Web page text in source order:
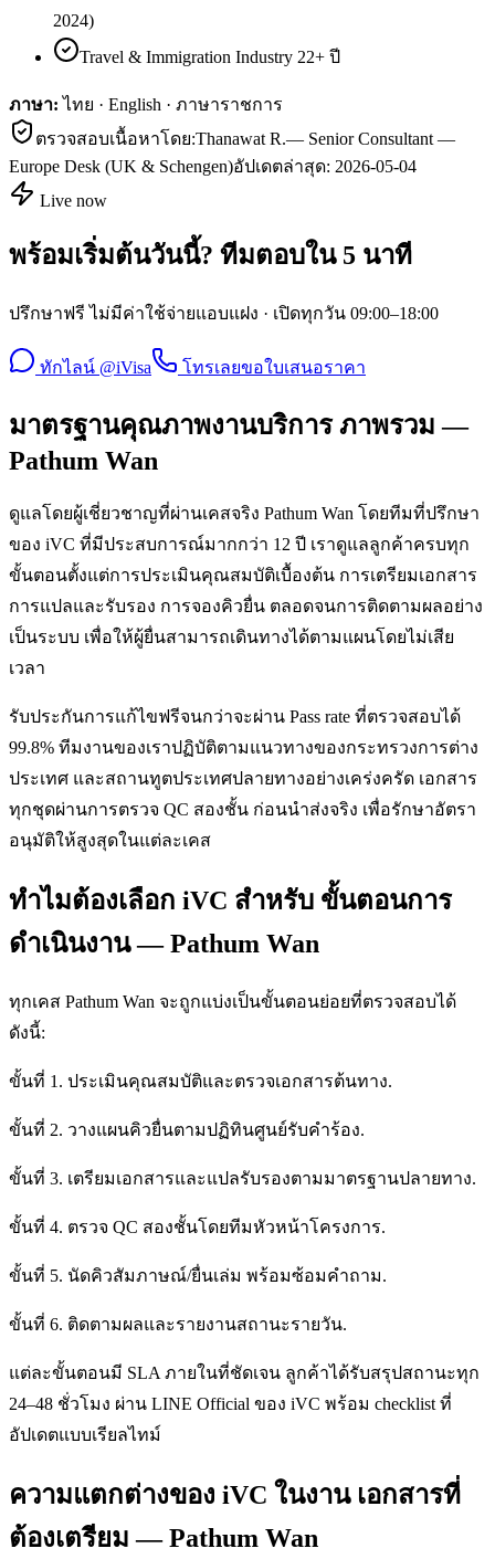
2024)
Travel & Immigration Industry 22+ ปี
ภาษา: ไทย · English · ภาษาราชการ
ตรวจสอบเนื้อหาโดย:Thanawat R.— Senior Consultant —
Europe Desk (UK & Schengen)อัปเดตล่าสุด: 2026-05-04
Live now
พร้อมเริ่มต้นวันนี้? ทีมตอบใน 5 นาที
ปรึกษาฟรี ไม่มีค่าใช้จ่ายแอบแฝง · เปิดทุกวัน 09:00–18:00
ทักไลน์ @iVisa โทรเลยขอใบเสนอราคา
มาตรฐานคุณภาพงานบริการ ภาพรวม —
Pathum Wan
ดูแลโดยผู้เชี่ยวชาญที่ผ่านเคสจริง Pathum Wan โดยทีมที่ปรึกษา
ของ iVC ที่มีประสบการณ์มากกว่า 12 ปี เราดูแลลูกค้าครบทุก
ขั้นตอนตั้งแต่การประเมินคุณสมบัติเบื้องต้น การเตรียมเอกสาร
การแปลและรับรอง การจองคิวยื่น ตลอดจนการติดตามผลอย่าง
เป็นระบบ เพื่อให้ผู้ยื่นสามารถเดินทางได้ตามแผนโดยไม่เสีย
เวลา
รับประกันการแก้ไขฟรีจนกว่าจะผ่าน Pass rate ที่ตรวจสอบได้
99.8% ทีมงานของเราปฏิบัติตามแนวทางของกระทรวงการต่าง
ประเทศ และสถานทูตประเทศปลายทางอย่างเคร่งครัด เอกสาร
ทุกชุดผ่านการตรวจ QC สองชั้น ก่อนนำส่งจริง เพื่อรักษาอัตรา
อนุมัติให้สูงสุดในแต่ละเคส
ทำไมต้องเลือก iVC สำหรับ ขั้นตอนการ
ดำเนินงาน — Pathum Wan
ทุกเคส Pathum Wan จะถูกแบ่งเป็นขั้นตอนย่อยที่ตรวจสอบได้
ดังนี้:
ขั้นที่ 1. ประเมินคุณสมบัติและตรวจเอกสารต้นทาง.
ขั้นที่ 2. วางแผนคิวยื่นตามปฏิทินศูนย์รับคำร้อง.
ขั้นที่ 3. เตรียมเอกสารและแปลรับรองตามมาตรฐานปลายทาง.
ขั้นที่ 4. ตรวจ QC สองชั้นโดยทีมหัวหน้าโครงการ.
ขั้นที่ 5. นัดคิวสัมภาษณ์/ยื่นเล่ม พร้อมซ้อมคำถาม.
ขั้นที่ 6. ติดตามผลและรายงานสถานะรายวัน.
แต่ละขั้นตอนมี SLA ภายในที่ชัดเจน ลูกค้าได้รับสรุปสถานะทุก
24–48 ชั่วโมง ผ่าน LINE Official ของ iVC พร้อม checklist ที่
อัปเดตแบบเรียลไทม์
ความแตกต่างของ iVC ในงาน เอกสารที่
ต้องเตรียม — Pathum Wan